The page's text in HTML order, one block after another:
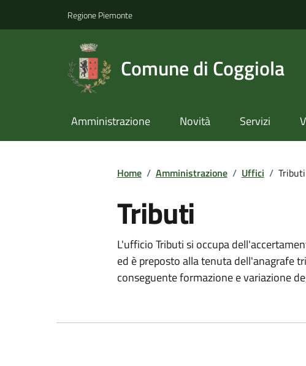
Regione Piemonte
Comune di Coggiola
Amministrazione Novità Servizi
Home / Amministrazione / Uffici / Tributi
Tributi
L'ufficio Tributi si occupa
ed è preposto alla tenuta dell'anagrafe
conseguente formazione e variazione